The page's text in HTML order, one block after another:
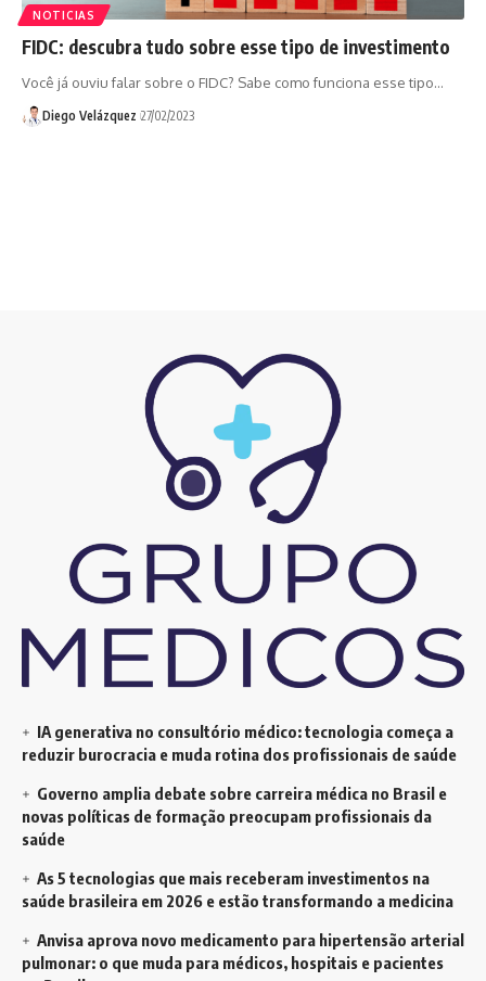
NOTICIAS
FIDC: descubra tudo sobre esse tipo de investimento
Você já ouviu falar sobre o FIDC? Sabe como funciona esse tipo…
Diego Velázquez 27/02/2023
IA generativa no consultório médico: tecnologia começa a
reduzir burocracia e muda rotina dos profissionais de saúde
Governo amplia debate sobre carreira médica no Brasil e
novas políticas de formação preocupam profissionais da
saúde
As 5 tecnologias que mais receberam investimentos na
saúde brasileira em 2026 e estão transformando a medicina
Anvisa aprova novo medicamento para hipertensão arterial
pulmonar: o que muda para médicos, hospitais e pacientes